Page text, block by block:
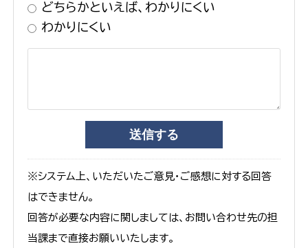
どちらかといえば、わかりにくい
わかりにくい
※システム上、いただいたご意見・ご感想に対する回答
はできません。
回答が必要な内容に関しましては、お問い合わせ先の担
当課まで直接お願いいたします。